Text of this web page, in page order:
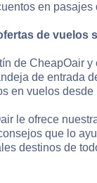
en pasajes
de vuelos
de CheapOair y
de entrada
en vuelos desde
le ofrece
que lo
destinos de